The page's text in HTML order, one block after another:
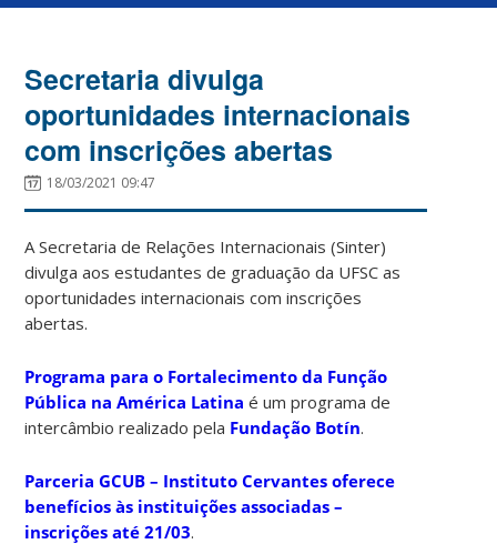
Secretaria divulga
oportunidades internacionais
com inscrições abertas
18/03/2021 09:47
A Secretaria de Relações Internacionais (Sinter)
divulga aos estudantes de graduação da UFSC as
oportunidades internacionais com inscrições
abertas.
Programa para o Fortalecimento da Função
Pública na América Latina é um programa de
intercâmbio realizado pela Fundação Botín.
Parceria GCUB – Instituto Cervantes oferece
benefícios às instituições associadas –
inscrições até 21/03.